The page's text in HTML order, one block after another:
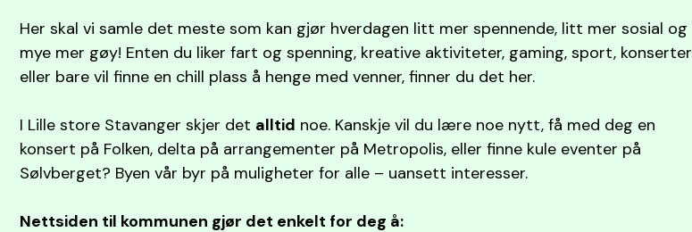
Her skal vi samle det meste som kan gjør hverdagen litt mer spennende, litt mer sosial og
mye mer gøy! Enten du liker fart og spenning, kreative aktiviteter, gaming, sport, konserter
eller bare vil finne en chill plass å henge med venner, finner du det her.
I Lille store Stavanger skjer det alltid noe. Kanskje vil du lære noe nytt, få med deg en
konsert på Folken, delta på arrangementer på Metropolis, eller finne kule eventer på
Sølvberget? Byen vår byr på muligheter for alle – uansett interesser.
Nettsiden til kommunen gjør det enkelt for deg å: